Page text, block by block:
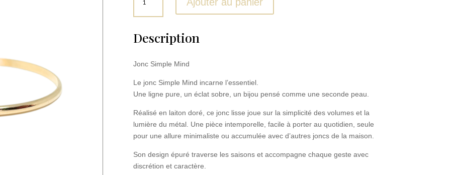
Jonc
Mind
Description
Jonc Simple Mind
Le jonc Simple Mind incarne l’essentiel.
Une ligne pure, un éclat sobre, un bijou pensé comme une seconde peau.
Réalisé en laiton doré, ce jonc lisse joue sur la simplicité des volumes et la
lumière du métal. Une pièce intemporelle, facile à porter au quotidien, seule
pour une allure minimaliste ou accumulée avec d’autres joncs de la maison.
Son design épuré traverse les saisons et accompagne chaque geste avec
discrétion et caractère.